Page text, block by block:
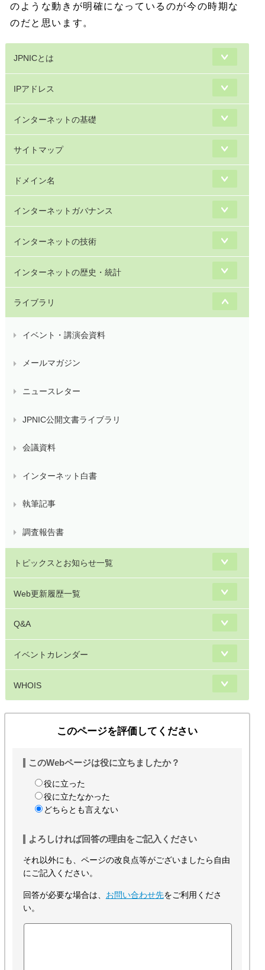
のような動きが明確になっているのが今の時期な
のだと思います。
JPNICとは
IPアドレス
インターネットの基礎
サイトマップ
ドメイン名
インターネットガバナンス
インターネットの技術
インターネットの歴史・統計
ライブラリ
イベント・講演会資料
メールマガジン
ニュースレター
JPNIC公開文書ライブラリ
会議資料
インターネット白書
執筆記事
調査報告書
トピックスとお知らせ一覧
Web更新履歴一覧
Q&A
イベントカレンダー
WHOIS
このページを評価してください
このWebページは役に立ちましたか？
役に立った
役に立たなかった
どちらとも言えない
よろしければ回答の理由をご記入ください
それ以外にも、ページの改良点等がございましたら自由
にご記入ください。
回答が必要な場合は、 お問い合わせ先をご利用くださ
い。